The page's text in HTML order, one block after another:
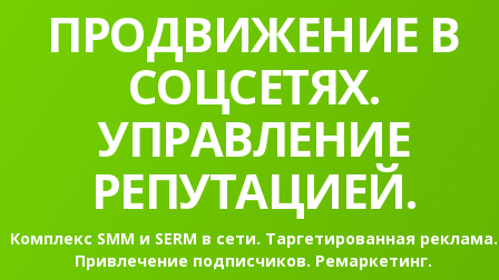
ПРОДВИЖЕНИЕ В
СОЦСЕТЯХ.
УПРАВЛЕНИЕ
РЕПУТАЦИЕЙ.
Комплекс SMM и SERM в сети. Таргетированная реклама.
Привлечение подписчиков. Ремаркетинг.